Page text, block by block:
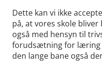
Dette kan vi ikke
på, at vores skole
også med hensyn til
forudsætning for læring
den lange bane også